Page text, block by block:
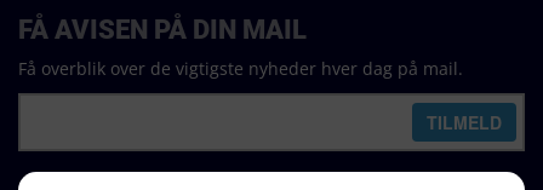
FÅ AVISEN PÅ DIN MAIL
Få overblik over de vigtigste nyheder hver dag på mail.